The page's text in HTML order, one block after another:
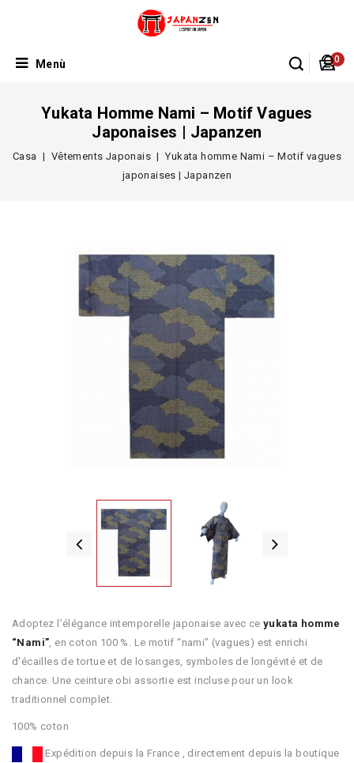
0
Menù
Yukata Homme Nami – Motif Vagues
Japonaises | Japanzen
Casa Vêtements Japonais
Yukata homme Nami – Motif vagues
japonaises | Japanzen
Adoptez l’élégance intemporelle japonaise avec ce yukata homme
“Nami”, en coton 100 %. Le motif “nami” (vagues) est enrichi
d'écailles de tortue et de losanges, symboles de longévité et de
chance. Une ceinture obi assortie est incluse pour un look
traditionnel complet.
100% coton
Expédition depuis la France , directement depuis la boutique